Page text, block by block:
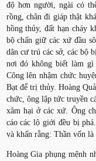
độ hơn người, ngài có
rồng, chân đi giáp thật
hồng thủy, đất hạn cháy
bộ chấn giữ các xứ đầu
dân cư trú các sở, các bộ
nơi đó không biết làm gì
Công lên nhậm chức
Bạt để trị thủy. Hoàng
chức, ông lập tức truyền
xâm hại ở các xứ. Ông
cáo các lộ giới đều bị
và khấn rằng: Thần vốn là
Hoàng Gia phụng mệnh